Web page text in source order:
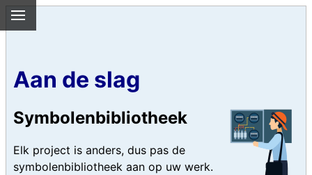
Aan de slag
Symbolenbibliotheek
Elk project is anders, dus pas de
symbolenbibliotheek aan op uw werk.